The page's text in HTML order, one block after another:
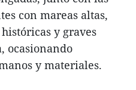
con mareas altas,
y graves
ocasionando
y materiales.